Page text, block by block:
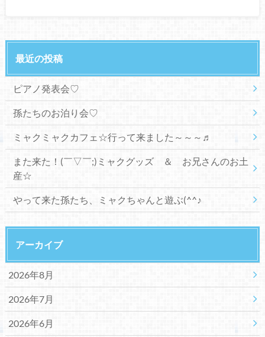
最近の投稿
ピアノ発表会♡
孫たちのお泊り会♡
ミャクミャクカフェ☆行って来ました～～～♬
また来た！(￣▽￣;)ミャクグッズ ＆ お兄さんのお土
産☆
やって来た孫たち、ミャクちゃんと遊ぶ(^^♪
アーカイブ
2026年8月
2026年7月
2026年6月